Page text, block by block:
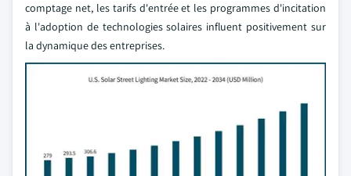
comptage net, les tarifs d'entrée et les programmes d'incitation
à l'adoption de technologies solaires influent positivement sur
la dynamique des entreprises.